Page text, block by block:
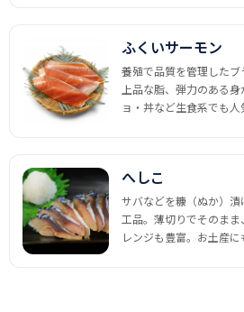
ふくいサーモン
養殖で品質を管理したブ
上品な脂、弾力のある
ョ・丼など生食系でも人
へしこ
サバなどを糠（ぬか）
工品。薄切りでそのま
レンジも豊富。お土産に